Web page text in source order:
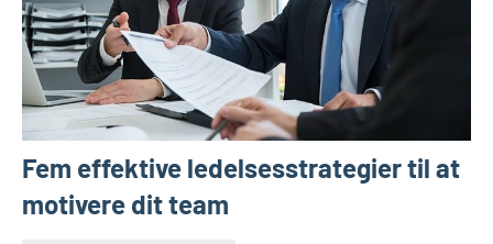
Fem effektive ledelsesstrategier til at
motivere dit team